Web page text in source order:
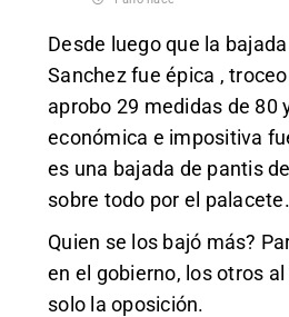
Desde luego que la
Sanchez fue épica ,
aprobo 29 medidas de 80
económica e impositiva
es una bajada de pantis
sobre todo por el palacete.
Quien se los bajó más?
en el gobierno, los otros
solo la oposición.